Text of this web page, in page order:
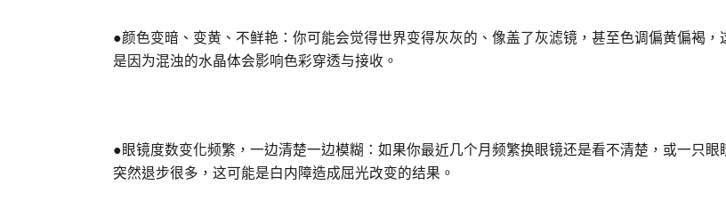
●颜色变暗、变黄、不鲜艳：你可能会觉得世界变得灰灰的、像盖了灰滤镜，甚至色调偏黄偏褐，
是因为混浊的水晶体会影响色彩穿透与接收。
●眼镜度数变化频繁，一边清楚一边模糊：如果你最近几个月频繁换眼镜还是看不清楚，或一只眼
突然退步很多，这可能是白内障造成屈光改变的结果。